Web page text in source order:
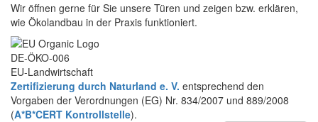
Wir öffnen gerne für Sie unsere Türen und zeigen bzw. erklären,
wie Ökolandbau in der Praxis funktioniert.
DE-ÖKO-006
EU-Landwirtschaft
Zertifizierung durch Naturland e. V. entsprechend den
Vorgaben der Verordnungen (EG) Nr. 834/2007 und 889/2008
(A*B*CERT Kontrollstelle).